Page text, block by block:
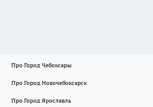
Про Город Чебоксары
Про Город Новочебоксарск
Про Город Ярославль